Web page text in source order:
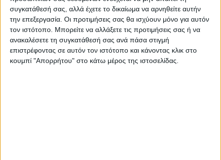
συγκατάθεσή σας, αλλά έχετε το δικαίωμα να αρνηθείτε αυτήν
την επεξεργασία. Οι προτιμήσεις σας θα ισχύουν μόνο για αυτόν
τον ιστότοπο. Μπορείτε να αλλάξετε τις προτιμήσεις σας ή να
ανακαλέσετε τη συγκατάθεσή σας ανά πάσα στιγμή
επιστρέφοντας σε αυτόν τον ιστότοπο και κάνοντας κλικ στο
κουμπί "Απορρήτου" στο κάτω μέρος της ιστοσελίδας.
ΠΑΡΟΜΟΙΑ ΑΡΘΡΑ